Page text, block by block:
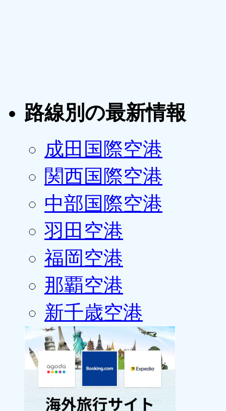
路線別の最新情報
成田国際空港
関西国際空港
中部国際空港
羽田空港
福岡空港
那覇空港
新千歳空港